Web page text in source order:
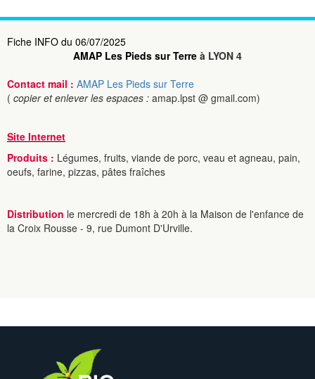
Fiche INFO du 06/07/2025
AMAP Les Pieds sur Terre à LYON 4
Contact mail : AMAP Les Pieds sur Terre
( copier et enlever les espaces : amap.lpst @ gmail.com)
Site Internet
Produits : Légumes, fruits, viande de porc, veau et agneau, pain,
oeufs, farine, pizzas, pâtes fraîches
Distribution le mercredi de 18h à 20h à la Maison de l'enfance de
la Croix Rousse - 9, rue Dumont D'Urville.